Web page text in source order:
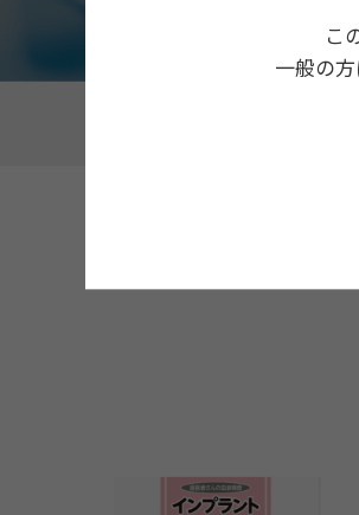
こ
一般の